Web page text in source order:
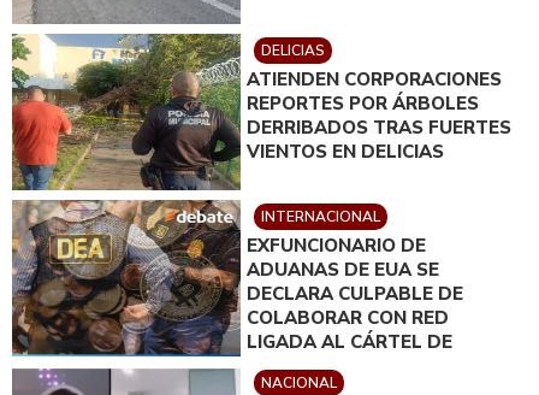
DELICIAS
ATIENDEN CORPORACIONES
REPORTES POR ÁRBOLES
DERRIBADOS TRAS FUERTES
VIENTOS EN DELICIAS
INTERNACIONAL
EXFUNCIONARIO DE
ADUANAS DE EUA SE
DECLARA CULPABLE DE
COLABORAR CON RED
LIGADA AL CÁRTEL DE
SINALOA
NACIONAL